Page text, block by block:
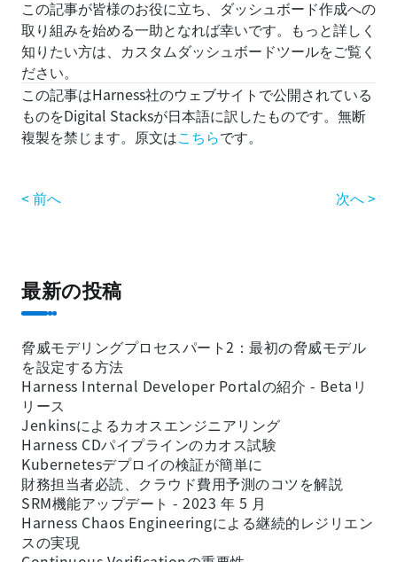
この記事が皆様のお役に立ち、ダッシュボード作成への
取り組みを始める一助となれば幸いです。もっと詳しく
知りたい方は、 カスタムダッシュボードツールをご覧く
ださい。
この記事はHarness社のウェブサイトで公開されている
ものをDigital Stacksが日本語に訳したものです。無断
複製を禁じます。原文はこちらです。
< 前へ 次へ >
最新の投稿
脅威モデリングプロセスパート2：最初の脅威モデル
を設定する方法
Harness Internal Developer Portalの紹介 - Betaリ
リース
Jenkinsによるカオスエンジニアリング
Harness CDパイプラインのカオス試験
Kubernetesデプロイの検証が簡単に
財務担当者必読、クラウド費用予測のコツを解説
SRM機能アップデート - 2023 年 5 月
Harness Chaos Engineeringによる継続的レジリエン
スの実現